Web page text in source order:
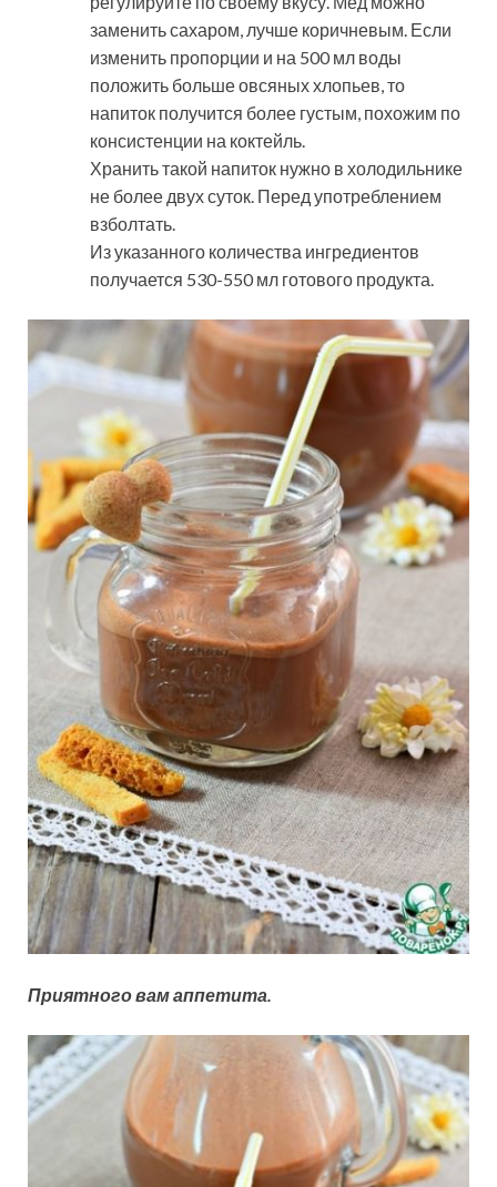
заменить сахаром, лучше коричневым. Если
изменить пропорции и на 500 мл воды
положить больше овсяных хлопьев, то
напиток получится более густым, похожим по
консистенции на коктейль.
Хранить такой напиток нужно в холодильнике
не более двух суток. Перед употреблением
взболтать.
Из указанного количества ингредиентов
получается 530-550 мл готового продукта.
Приятного вам аппетита.